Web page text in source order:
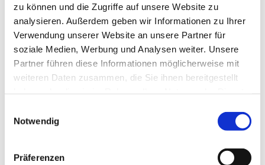
zu können und die Zugriffe auf unsere Website zu
analysieren. Außerdem geben wir Informationen zu Ihrer
Verwendung unserer Website an unsere Partner für
soziale Medien, Werbung und Analysen weiter. Unsere
Partner führen diese Informationen möglicherweise mit
weiteren Daten zusammen, die Sie ihnen bereitgestellt
Notwendig
Präferenzen
Haushaltsplan 2026/2027 für
Großenbrode liegt aus
Ab Montag, den 29.6.2026 bis 29.08.2026 liegt
der Haushaltsplan für die Jahre 2026/2027 im
gerne in den Öffnungszeiten am Freitag von 9